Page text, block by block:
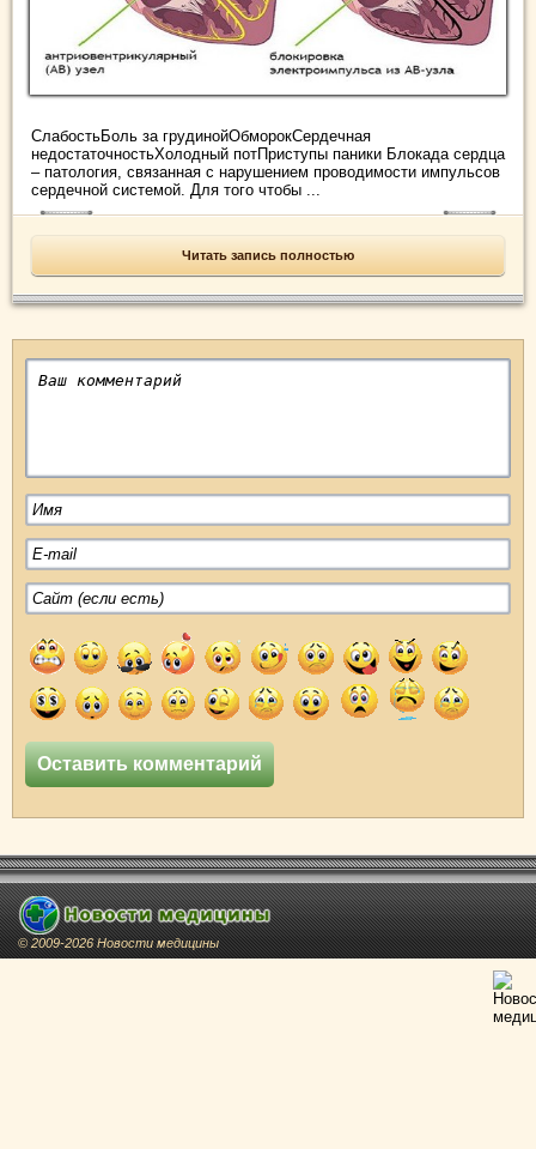
СлабостьБоль за грудинойОбморокСердечная
недостаточностьХолодный потПриступы паники Блокада сердца
– патология, связанная с нарушением проводимости импульсов
сердечной системой. Для того чтобы ...
Читать запись полностью
© 2009-2026 Новости медицины